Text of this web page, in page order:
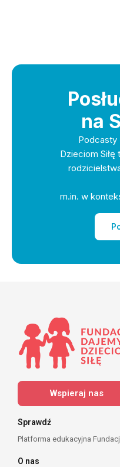
na
Podcasty
Dzieciom
m.in. w
Wspieraj nas
Sprawdź
Platforma edukacyjna
O nas